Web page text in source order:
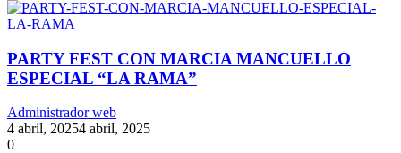
PARTY FEST CON MARCIA MANCUELLO
ESPECIAL “LA RAMA”
Administrador web
4 abril, 20254 abril, 2025
0